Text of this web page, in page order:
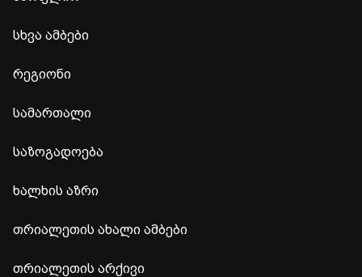
სხვა ამბები
რეგიონი
სამართალი
საზოგადოება
ხალხის აზრი
თრიალეთის ახალი ამბები
თრიალეთის არქივი